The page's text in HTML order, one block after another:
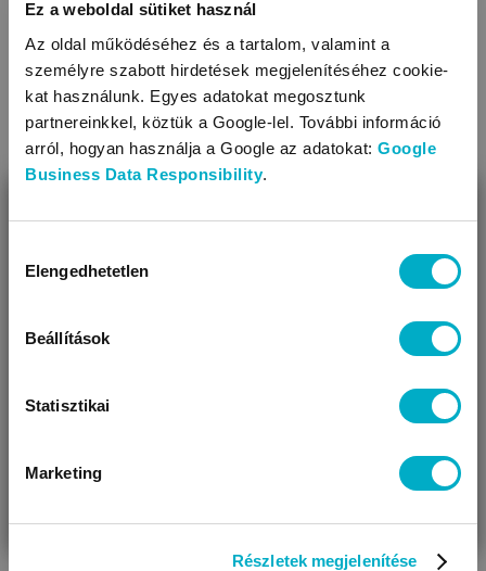
Ez a weboldal sütiket használ
Az oldal működéséhez és a tartalom, valamint a
személyre szabott hirdetések megjelenítéséhez cookie-
kat használunk. Egyes adatokat megosztunk
partnereinkkel, köztük a Google-lel. További információ
arról, hogyan használja a Google az adatokat: Google
Business Data Responsibility.
kiválasztása
Elengedhetetlen
Beállítások
Statisztikai
Marketing
Részletek megjelenítése
Díszítés: anyagában mintás
A termék nikkelmentes patenttal készül. A patent nem
tartalmaz nikkelt, ezért nem vált ki allergiás reakciót az
erre érzékeny babáknál
TOVÁBBIAK
KAPCSOLÓDÓ KATEGÓRIÁK
Úgy látjuk, most jársz nálunk először!
VÁRANDÓS
AJÁNDÉKOT